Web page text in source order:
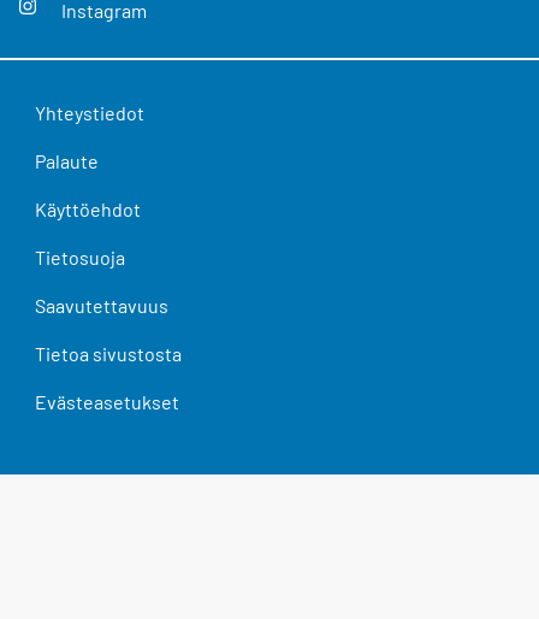
Instagram
Yhteystiedot
Palaute
Käyttöehdot
Tietosuoja
Saavutettavuus
Tietoa sivustosta
Evästeasetukset